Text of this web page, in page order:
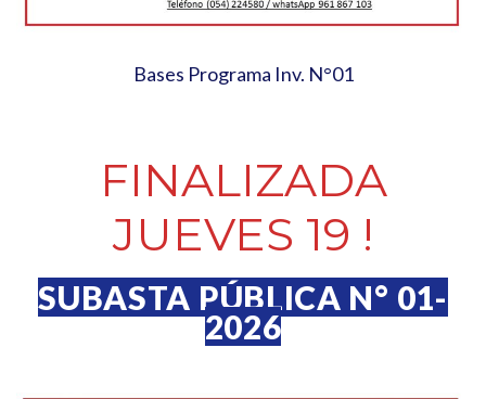
Bases Programa Inv. N°01
FINALIZADA
JUEVES 19 !
SUBASTA PÚBLICA N° 01-
2026